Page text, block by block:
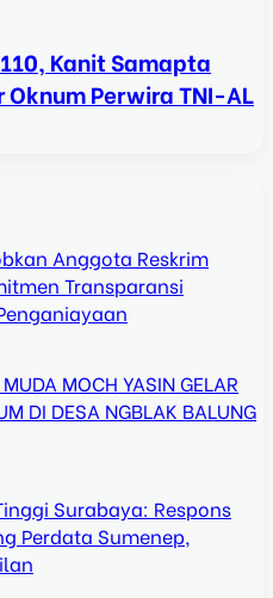
Kanit Samapta
Perwira TNI-AL
Anggota Reskrim
Transparansi
MOCH YASIN GELAR
DI DESA NGBLAK BALUNG
Surabaya: Respons
Perdata Sumenep,